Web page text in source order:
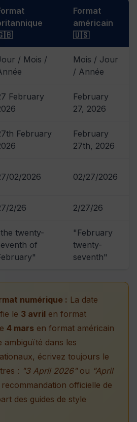
Format
américain
🇺🇸
/ Mois /
Mois / Jour
/ Année
February
February
27, 2026
February
February
27th, 2026
02/2026 02/27/2026
2/26 2/27/26
twenty-
of
"February
twenty-
seventh"
numérique : La date
le 3 avril en format
4 mars en format américain
ambiguïté dans les
écrivez toujours le
: "3 April 2026"ou "April
officielle de
des guides de style